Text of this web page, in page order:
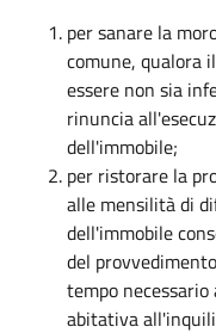
per sanare la
comune, qualora
essere non sia
rinuncia
dell'immobile;
per ristorare la
alle mensilità di
dell'immobile
del
tempo
abitativa